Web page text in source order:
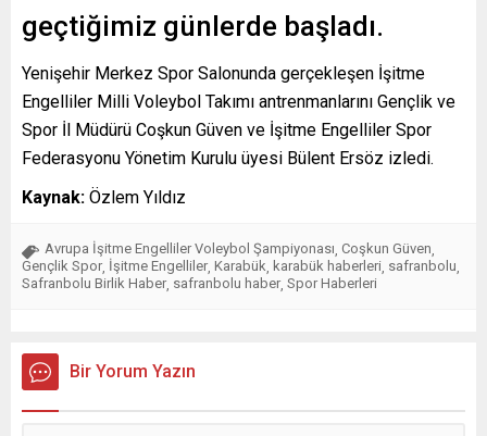
geçtiğimiz günlerde başladı.
Yenişehir Merkez Spor Salonunda gerçekleşen İşitme
Engelliler Milli Voleybol Takımı antrenmanlarını Gençlik ve
Spor İl Müdürü Coşkun Güven ve İşitme Engelliler Spor
Federasyonu Yönetim Kurulu üyesi Bülent Ersöz izledi.
Kaynak: Özlem Yıldız
Avrupa İşitme Engelliler Voleybol Şampiyonası Coşkun Güven
Gençlik Spor İşitme Engelliler Karabük karabük haberleri safranbolu
Safranbolu Birlik Haber safranbolu haber Spor Haberleri
Bir Yorum Yazın